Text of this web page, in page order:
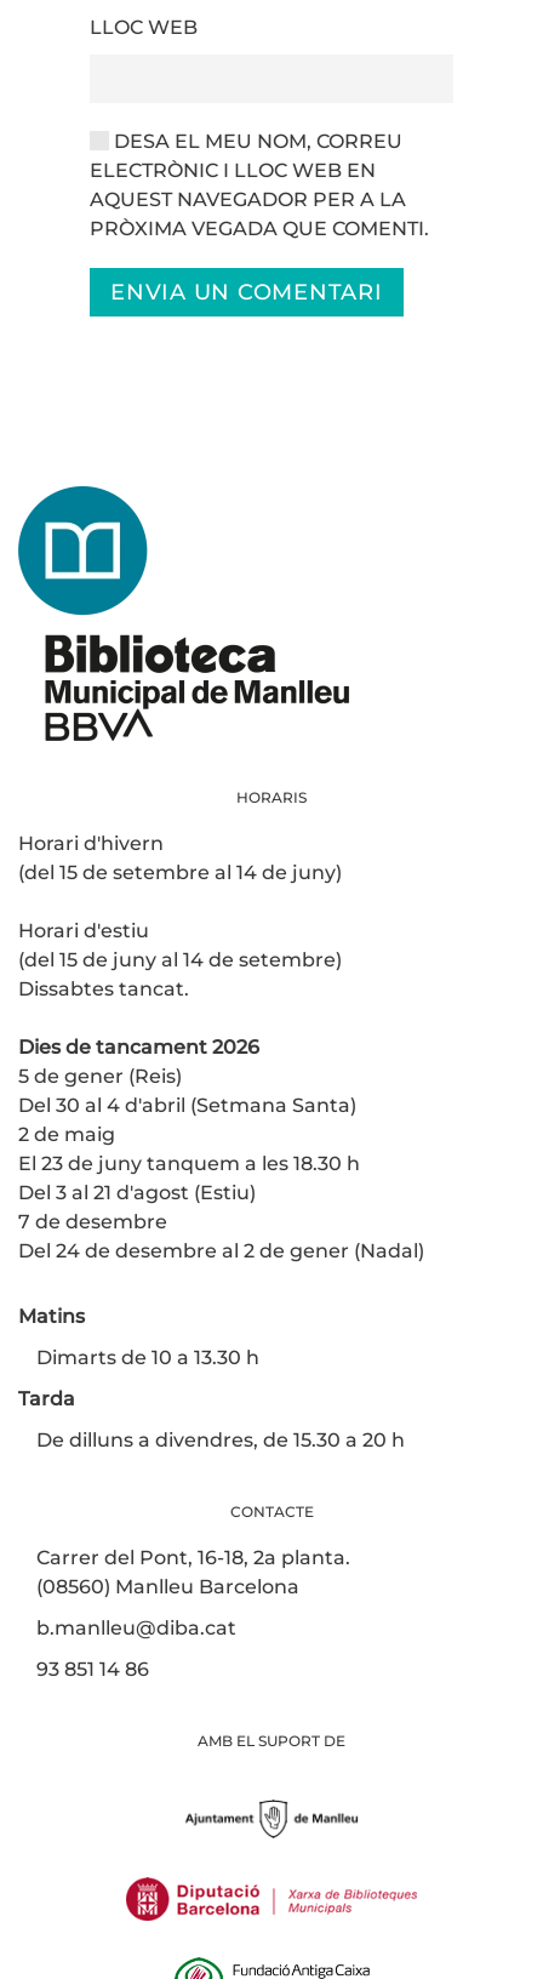
LLOC WEB
DESA EL MEU NOM, CORREU
ELECTRÒNIC I LLOC WEB EN
AQUEST NAVEGADOR PER A LA
PRÒXIMA VEGADA QUE COMENTI.
ENVIA UN COMENTARI
HORARIS
Horari d'hivern
(del 15 de setembre al 14 de juny)
Horari d'estiu
(del 15 de juny al 14 de setembre)
Dissabtes tancat.
Dies de tancament 2026
5 de gener (Reis)
Del 30 al 4 d'abril (Setmana Santa)
2 de maig
El 23 de juny tanquem a les 18.30 h
Del 3 al 21 d'agost (Estiu)
7 de desembre
Del 24 de desembre al 2 de gener (Nadal)
Matins
Dimarts de 10 a 13.30 h
Tarda
De dilluns a divendres, de 15.30 a 20 h
CONTACTE
Carrer del Pont, 16-18, 2a planta.
(08560) Manlleu Barcelona
b.manlleu@diba.cat
93 851 14 86
AMB EL SUPORT DE